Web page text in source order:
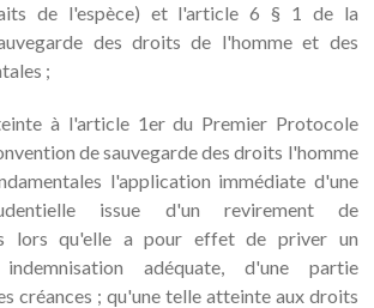
de l'espèce) et l'article 6 § 1 de la
des droits de l'homme et des
;
à l'article 1er du Premier Protocole
de sauvegarde des droits l'homme
l'application immédiate d'une
issue d'un revirement de
lors qu'elle a pour effet de priver un
adéquate, d'une partie
créances ; qu'une telle atteinte aux droits